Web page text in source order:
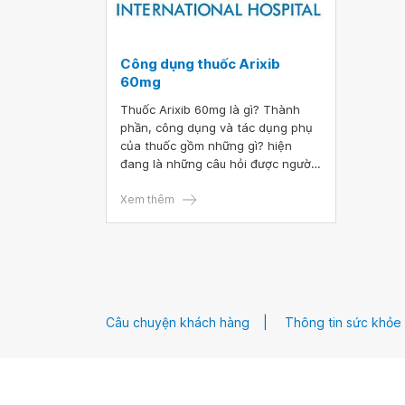
Công dụng thuốc Arixib
60mg
Thuốc Arixib 60mg là gì? Thành
phần, công dụng và tác dụng phụ
của thuốc gồm những gì? hiện
đang là những câu hỏi được người
sẽ làm rõ thuốc Arixib 60mg.
Xem thêm
Câu chuyện khách hàng Thông tin sức khỏe